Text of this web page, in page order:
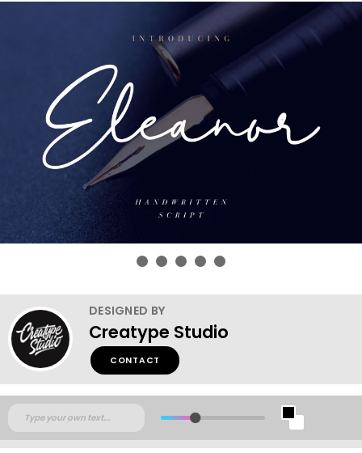
DESIGNED BY
Creatype Studio
CONTACT